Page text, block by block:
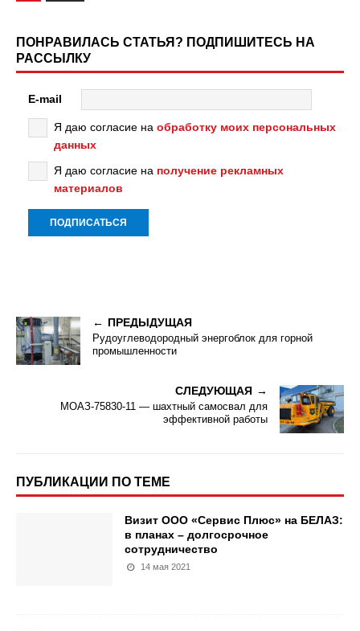
ПОНРАВИЛАСЬ СТАТЬЯ? ПОДПИШИТЕСЬ НА
РАССЫЛКУ
E-mail
Я даю согласие на обработку моих персональных
данных
Я даю согласие на получение рекламных
материалов
ПРЕДЫДУЩАЯ
Рудоуглеводородный энергоблок для горной
промышленности
СЛЕДУЮЩАЯ
МОАЗ-75830-11 — шахтный самосвал для
эффективной работы
ПУБЛИКАЦИИ ПО ТЕМЕ
Визит ООО «Сервис Плюс» на БЕЛАЗ:
в планах – долгосрочное
сотрудничество
14 мая 2021